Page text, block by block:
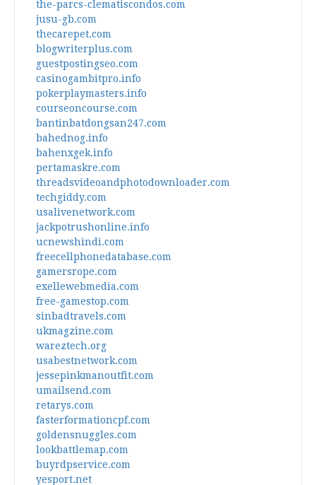
the-parcs-clematiscondos.com
jusu-gb.com
thecarepet.com
blogwriterplus.com
guestpostingseo.com
casinogambitpro.info
pokerplaymasters.info
courseoncourse.com
bantinbatdongsan247.com
bahednog.info
bahenxgek.info
pertamaskre.com
threadsvideoandphotodownloader.com
techgiddy.com
usalivenetwork.com
jackpotrushonline.info
ucnewshindi.com
freecellphonedatabase.com
gamersrope.com
exellewebmedia.com
free-gamestop.com
sinbadtravels.com
ukmagzine.com
wareztech.org
usabestnetwork.com
jessepinkmanoutfit.com
umailsend.com
retarys.com
fasterformationcpf.com
goldensnuggles.com
lookbattlemap.com
buyrdpservice.com
yesport.net